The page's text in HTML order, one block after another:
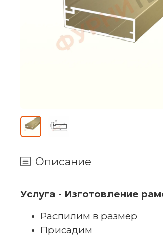
Описание
Услуга - Изготовление
Распилим в размер
Присадим